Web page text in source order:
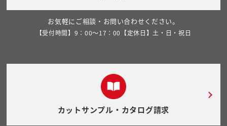
お気軽にご相談・お問い合わせください。
【受付時間】9：00～17：00【定休日】土・日・祝日
カットサンプル・カタログ請求